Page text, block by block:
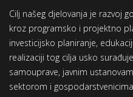
Cilj našeg djelovanja je razvoj
kroz programsko i projektno
investicijsko planiranje,
realizaciji tog cilja usko
samouprave, javnim
sektorom i